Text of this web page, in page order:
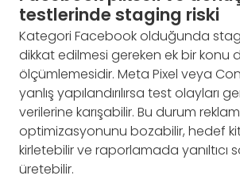
testlerinde staging riski
Kategori Facebook olduğunda
dikkat edilmesi gereken ek bir konu
ölçümlemesidir. Meta Pixel veya
yanlış yapılandırılırsa test olayları
verilerine karışabilir. Bu durum reklam
optimizasyonunu bozabilir, hedef
kirletebilir ve raporlamada yanıltıcı
üretebilir.